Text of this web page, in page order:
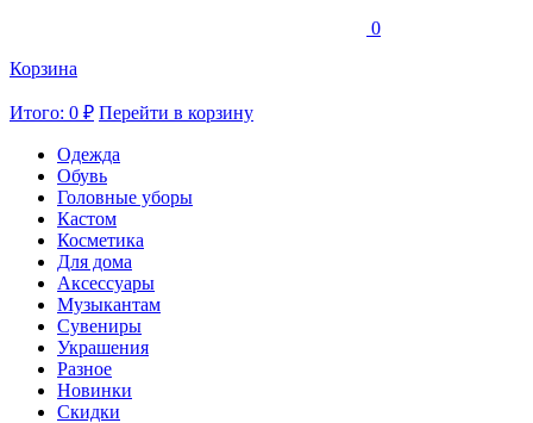
0
Корзина
Итого: 0 ₽ Перейти в корзину
Одежда
Обувь
Головные уборы
Кастом
Косметика
Для дома
Аксессуары
Музыкантам
Сувениры
Украшения
Разное
Новинки
Скидки